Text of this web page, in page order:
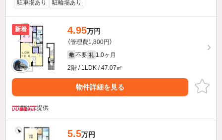
駐車場あり 駐輪場あり
新着 4.95万円
（管理費1,800円）
敷 不要 礼 1.0ヶ月
2階 / 1LDK / 47.07㎡
物件詳細を見る
提供
5.5万円